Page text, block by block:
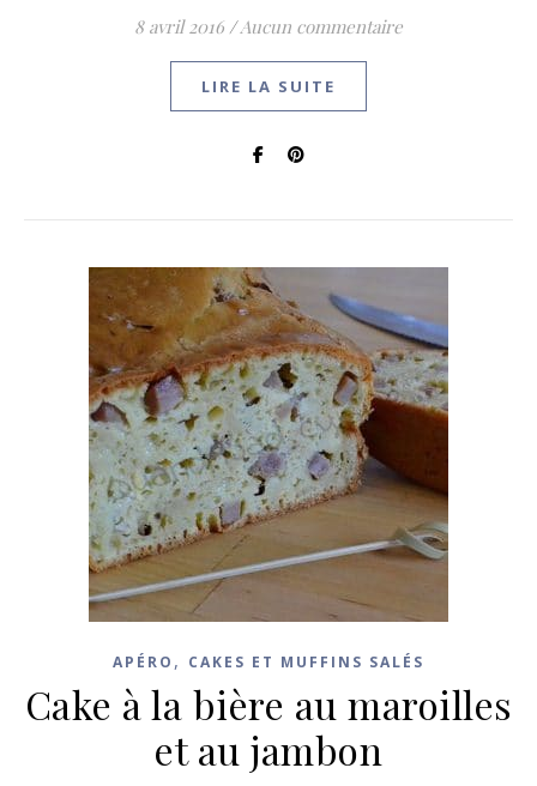
8 avril 2016 /Aucun commentaire
LIRE LA SUITE
APÉRO , CAKES ET MUFFINS SALÉS
Cake à la bière au maroilles
et au jambon